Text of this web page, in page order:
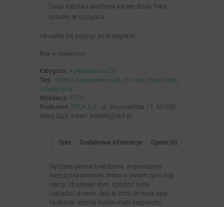
Twoja rodzina i ukochana kobieta dzięki Tobie
oszalały ze szczęścia
nie wahaj się sięgnąć po to nagranie.
Brak w magazynie
Kategoria: Audiobooki na CD
Tagi: rodzina, budowanie więzi, on i ona, mężczyzna,
sztuka życia
Wydawca: RTCK
Producent: RTCK S.A., ul. Grunwaldzka 17, 33-300
Nowy Sącz, e-mail: kontakt@rtck.pl
Opis Dodatkowe informacje Opinie (0)
Słyszałeś pewnie twierdzenie, że prawdziwy
mężczyzna powinien zrobić w swoim życiu trzy
rzeczy: zbudować dom, spłodzić syna
i zasadzić drzewo. Jeśli to zrobi, to może spać
spokojnie: rodzina będzie miała bezpieczny